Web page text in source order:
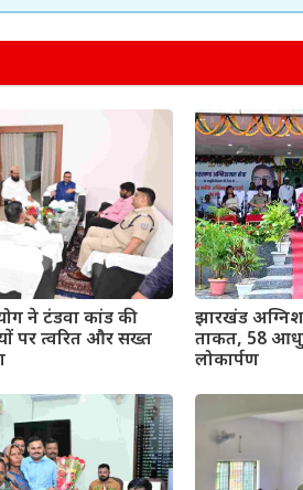
ने टंडवा कांड की
पर त्वरित और सख्त
झारखंड
ताकत, 58
लोकार्पण